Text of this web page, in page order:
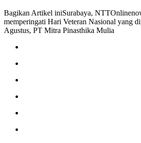
Bagikan Artikel iniSurabaya,
memperingati Hari Veteran Nasional yang
Agustus, PT Mitra Pinasthika Mulia